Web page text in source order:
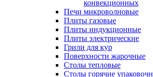
конвекционных
Печи микроволновые
Плиты газовые
Плиты индукционные
Плиты электрические
Грили для кур
Поверхности жарочные
Столы тепловые
Столы горячие